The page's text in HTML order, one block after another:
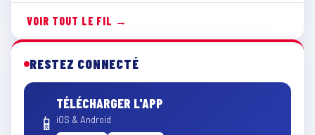
VOIR TOUT LE FIL →
RESTEZ CONNECTÉ
📱
TÉLÉCHARGER L'APP
iOS & Android